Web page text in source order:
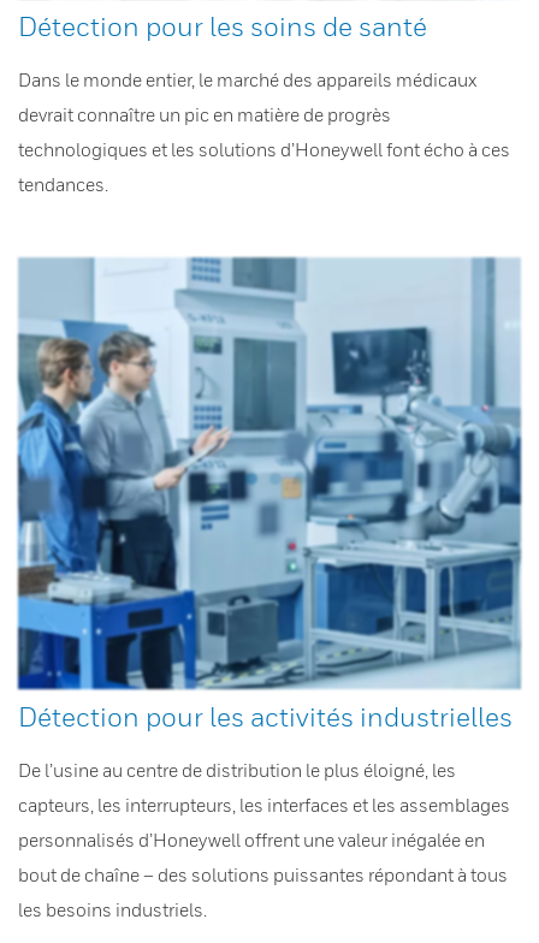
Détection pour les soins de santé
Dans le monde entier, le marché des appareils médicaux
devrait connaître un pic en matière de progrès
technologiques et les solutions d’Honeywell font écho à ces
tendances.
Détection pour les activités industrielles
De l’usine au centre de distribution le plus éloigné, les
capteurs, les interrupteurs, les interfaces et les assemblages
personnalisés d’Honeywell offrent une valeur inégalée en
bout de chaîne – des solutions puissantes répondant à tous
les besoins industriels.